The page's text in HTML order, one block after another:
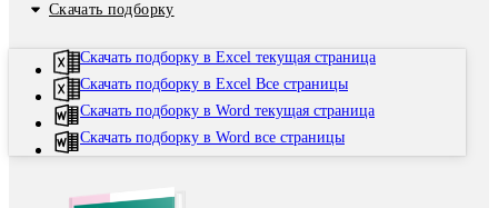
Скачать подборку
Скачать подборку в Excel текущая страница
Скачать подборку в Excel Все страницы
Скачать подборку в Word текущая страница
Скачать подборку в Word все страницы